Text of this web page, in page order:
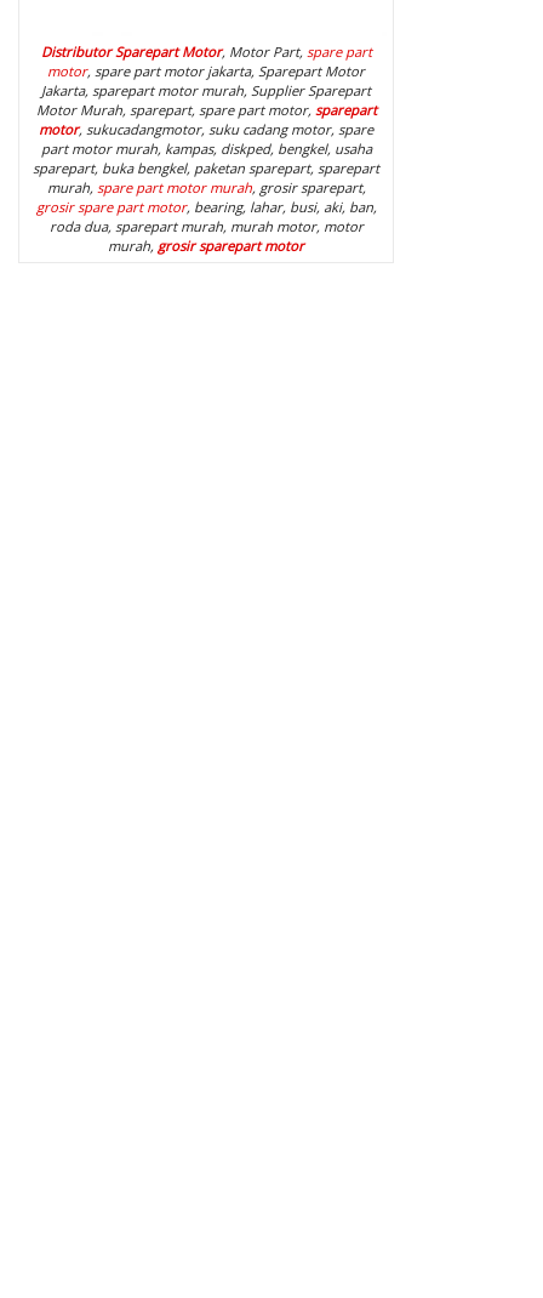
Distributor Sparepart Motor, Motor Part, spare part
motor, spare part motor jakarta, Sparepart Motor
Jakarta, sparepart motor murah, Supplier Sparepart
Motor Murah, sparepart, spare part motor, sparepart
motor, sukucadangmotor, suku cadang motor, spare
part motor murah, kampas, diskped, bengkel, usaha
sparepart, buka bengkel, paketan sparepart, sparepart
murah, spare part motor murah, grosir sparepart,
grosir spare part motor, bearing, lahar, busi, aki, ban,
roda dua, sparepart murah, murah motor, motor
murah, grosir sparepart motor